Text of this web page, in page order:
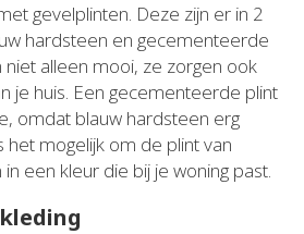
gevelplinten. Deze zijn er in 2
hardsteen en gecementeerde
niet alleen mooi, ze zorgen ook
je huis. Een gecementeerde plint
omdat blauw hardsteen erg
het mogelijk om de plint van
een kleur die bij je woning past.